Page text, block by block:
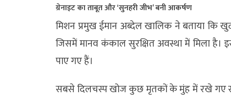
ग्रेनाइट का ताबूत और ‘सुनहरी जीभ’ बनी आकर्षण
मिशन प्रमुख ईमान अब्देल खालिक ने बताया कि
जिसमें मानव कंकाल सुरक्षित अवस्था में मिला है।
पाए गए हैं।
सबसे दिलचस्प खोज कुछ मृतकों के मुंह में रखे गए